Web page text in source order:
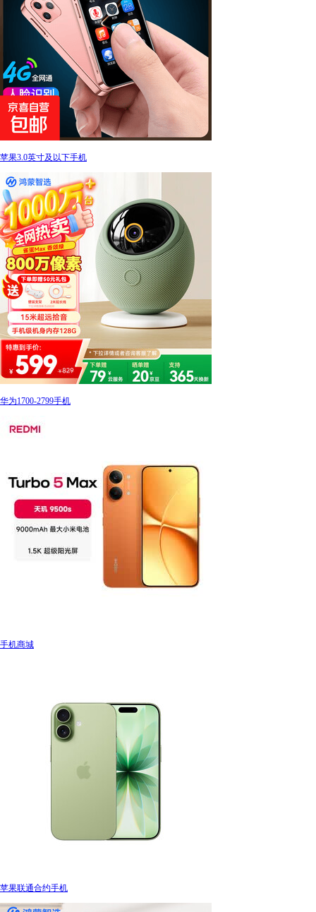
苹果3.0英寸及以下手机
华为1700-2799手机
手机商城
苹果联通合约手机